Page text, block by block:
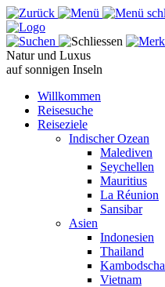
Natur und Luxus
auf sonnigen Inseln
Willkommen
Reisesuche
Reiseziele
Indischer Ozean
Malediven
Seychellen
Mauritius
La Réunion
Sansibar
Asien
Indonesien
Thailand
Kambodscha
Vietnam